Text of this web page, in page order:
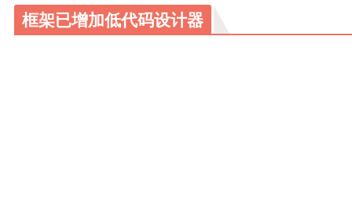
框架已增加低代码设计器